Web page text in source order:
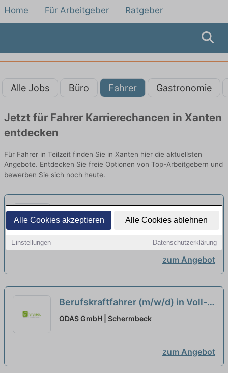
Alle Cookies akzeptieren Alle Cookies ablehnen
Einstellungen Datenschutzerklärung
Home Für Arbeitgeber Ratgeber
Alle Jobs Büro Fahrer Gastronomie
Jetzt für Fahrer Karrierechancen in Xanten
entdecken
Für Fahrer in Teilzeit finden Sie in Xanten hier die aktuellsten
Angebote. Entdecken Sie freie Optionen von Top-Arbeitgebern und
bewerben Sie sich noch heute.
Stagehand-Oberhausen-
JobGabelstaplerfahrer-Bonn-
Artlogic Stagehand / Helfer | Oberhausen
zum Angebot
Berufskraftfahrer (m/w/d) in Voll-,
Teilzeit oder als Minijob in Lünen
ODAS GmbH | Schermbeck
zum Angebot